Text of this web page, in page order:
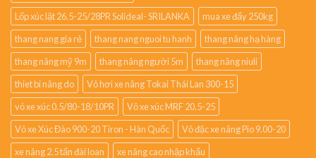
Lốp xúc lật 26.5-25/28PR Solideal- SRILANKA
mua xe đẩy 250kg
thang nang gia rẻ
thang nang nguoi tu hanh
thang nâng hạ hàng
thang nâng mỹ 9m
thang nâng người 5m
thang nâng niuli
thiet bi nâng do
Vỏ hơi xe nâng Tokai Thái Lan 300-15
vỏ xe xúc 0.5/80-18/10PR
Vỏ xe xúc MRF 20.5-25
Vỏ xe Xúc Đào 900-20 Tiron - Hàn Quốc
Vỏ đặc xe nâng Pio 9.00-20
xe nâng 2.5 tấn đài loan
xe nâng cao nhập khẩu